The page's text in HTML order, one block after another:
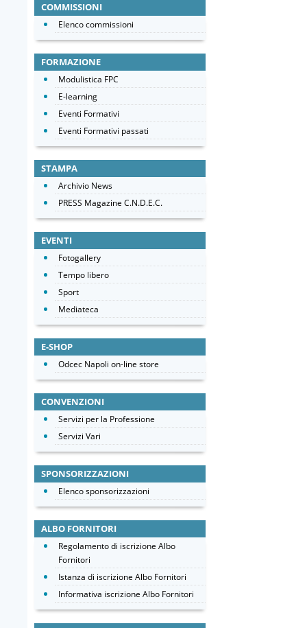
COMMISSIONI
Elenco commissioni
FORMAZIONE
Modulistica FPC
E-learning
Eventi Formativi
Eventi Formativi passati
STAMPA
Archivio News
PRESS Magazine C.N.D.E.C.
EVENTI
Fotogallery
Tempo libero
Sport
Mediateca
E-SHOP
Odcec Napoli on-line store
CONVENZIONI
Servizi per la Professione
Servizi Vari
SPONSORIZZAZIONI
Elenco sponsorizzazioni
ALBO FORNITORI
Regolamento di iscrizione Albo
Fornitori
Istanza di iscrizione Albo Fornitori
Informativa iscrizione Albo Fornitori